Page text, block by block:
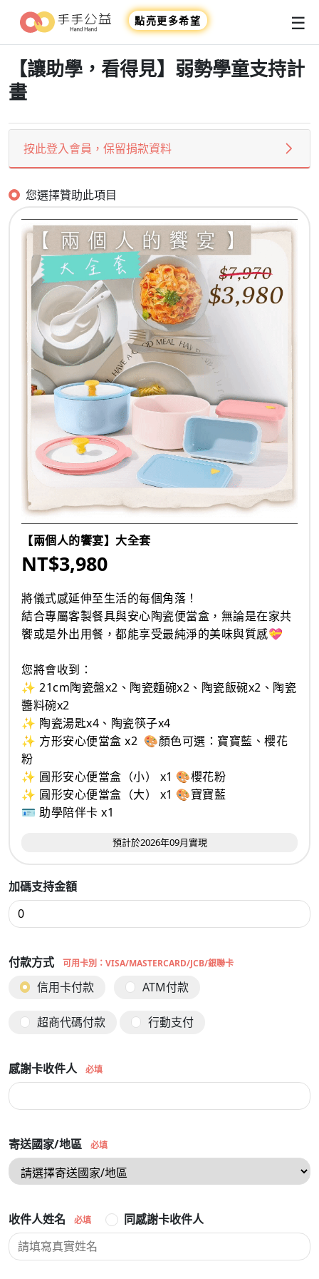
點亮更多希望 ☰
【讓助學，看得見】弱勢學童支持計
畫
按此登入會員，保留捐款資料
您選擇贊助此項目
【兩個人的饗宴】大全套
NT$3,980
將儀式感延伸至生活的每個角落！
結合專屬客製餐具與安心陶瓷便當盒，無論是在家共
饗或是外出用餐，都能享受最純淨的美味與質感💝
您將會收到：
✨ 21cm陶瓷盤x2、陶瓷麵碗x2、陶瓷飯碗x2、陶瓷
醬料碗x2
✨ 陶瓷湯匙x4、陶瓷筷子x4
✨ 方形安心便當盒 x2 🎨顏色可選：寶寶藍、櫻花
粉
✨ 圓形安心便當盒（小） x1 🎨櫻花粉
✨ 圓形安心便當盒（大） x1 🎨寶寶藍
🪪 助學陪伴卡 x1
預計於2026年09月實現
加碼支持金額
付款方式 可用卡別：VISA/MASTERCARD/JCB/銀聯卡
信用卡付款 ATM付款
超商代碼付款 行動支付
感謝卡收件人 必填
寄送國家/地區 必填
收件人姓名 必填 同感謝卡收件人